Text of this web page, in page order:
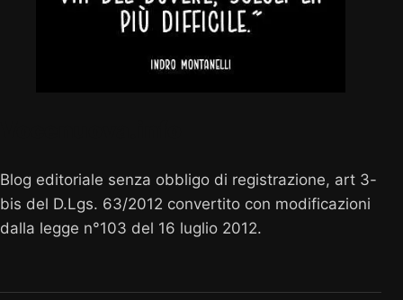
Blog editoriale senza obbligo di registrazione, art 3-
bis del D.Lgs. 63/2012 convertito con modificazioni
dalla legge n°103 del 16 luglio 2012.